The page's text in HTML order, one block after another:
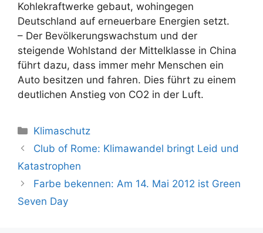
Kohlekraftwerke gebaut, wohingegen
Deutschland auf erneuerbare Energien setzt.
– Der Bevölkerungswachstum und der
steigende Wohlstand der Mittelklasse in China
führt dazu, dass immer mehr Menschen ein
Auto besitzen und fahren. Dies führt zu einem
deutlichen Anstieg von CO2 in der Luft.
Kategorien
Klimaschutz
Beitrags-
Navigation
Club of Rome: Klimawandel bringt Leid und
Katastrophen
Farbe bekennen: Am 14. Mai 2012 ist Green
Seven Day